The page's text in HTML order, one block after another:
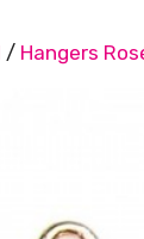
/ Hangers